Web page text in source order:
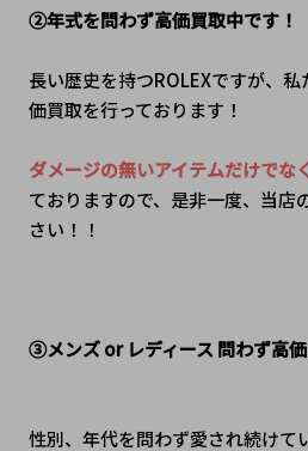
②年式を問わず高価買取中です！
長い歴史を持つROLEXですが、
価買取を行っております！
ダメージの無いアイテムだけでな
ておりますので、是非一度、当店
さい！！
③メンズ or レディース 問わず高価
性別、年代を問わず愛され続けて